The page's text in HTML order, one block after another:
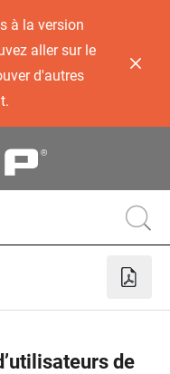
à la version
aller sur le
d'autres
de